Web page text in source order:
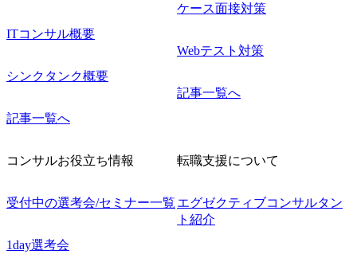
ITコンサル概要
シンクタンク概要
記事一覧へ
ケース面接対策
Webテスト対策
記事一覧へ
コンサルお役立ち情報
受付中の選考会/セミナー一覧
1day選考会
転職支援について
エグゼクティブコンサルタン
ト紹介